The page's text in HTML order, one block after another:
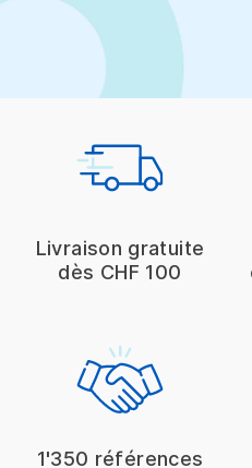
Livraison gratuite
dès CHF 100
1'350 références